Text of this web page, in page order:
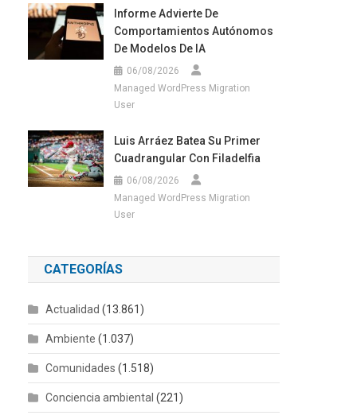
Informe Advierte De
Comportamientos Autónomos
De Modelos De IA
06/08/2026
Managed WordPress Migration
User
Luis Arráez Batea Su Primer
Cuadrangular Con Filadelfia
06/08/2026
Managed WordPress Migration
User
CATEGORÍAS
Actualidad (13.861)
Ambiente (1.037)
Comunidades (1.518)
Conciencia ambiental (221)